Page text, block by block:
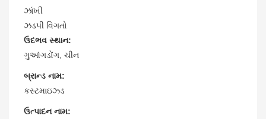
ઝાંખી
ઝડપી વિગતો
ઉદભવ સ્થાન:
ગુઆંગડોંગ, ચીન
બ્રાન્ડ નામ:
કસ્ટમાઇઝ્ડ
ઉત્પાદન નામ: